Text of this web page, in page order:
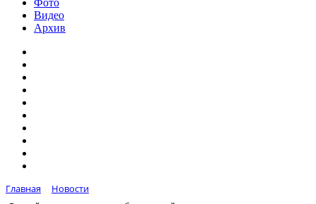
Фото
Видео
Архив
Главная
Новости